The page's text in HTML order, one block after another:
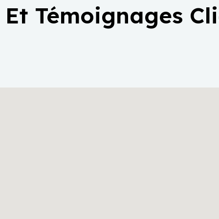
Et Témoignages